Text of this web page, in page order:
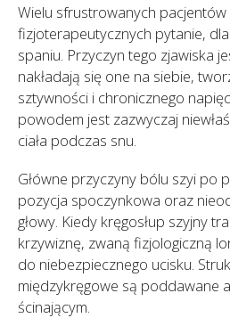
Wielu sfrustrowanych
fizjoterapeutycznych pytanie,
spaniu. Przyczyn tego zjawiska
nakładają się one na siebie,
sztywności i chronicznego
powodem jest zazwyczaj
ciała podczas snu.
Główne przyczyny bólu szyi po
pozycja spoczynkowa oraz
głowy. Kiedy kręgosłup szyjny
krzywiznę, zwaną fizjologiczną
do niebezpiecznego ucisku.
międzykręgowe są poddawane
ścinającym.